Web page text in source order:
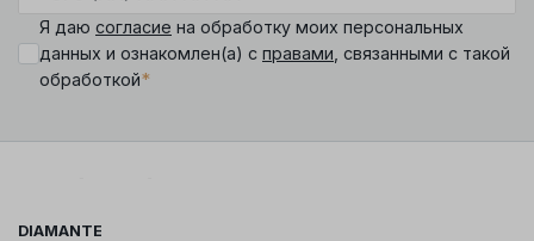
Я даю согласие на обработку моих персональных
данных и ознакомлен(а) с правами , связанными с такой
обработкой*
DIAMANTE